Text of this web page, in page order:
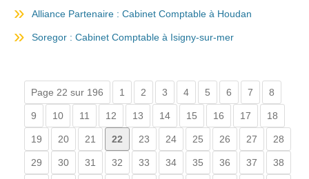
Alliance Partenaire : Cabinet Comptable à Houdan
Soregor : Cabinet Comptable à Isigny-sur-mer
Page 22 sur 196 1 2 3 4 5 6 7 8
9 10 11 12 13 14 15 16 17 18
19 20 21 22 23 24 25 26 27 28
29 30 31 32 33 34 35 36 37 38